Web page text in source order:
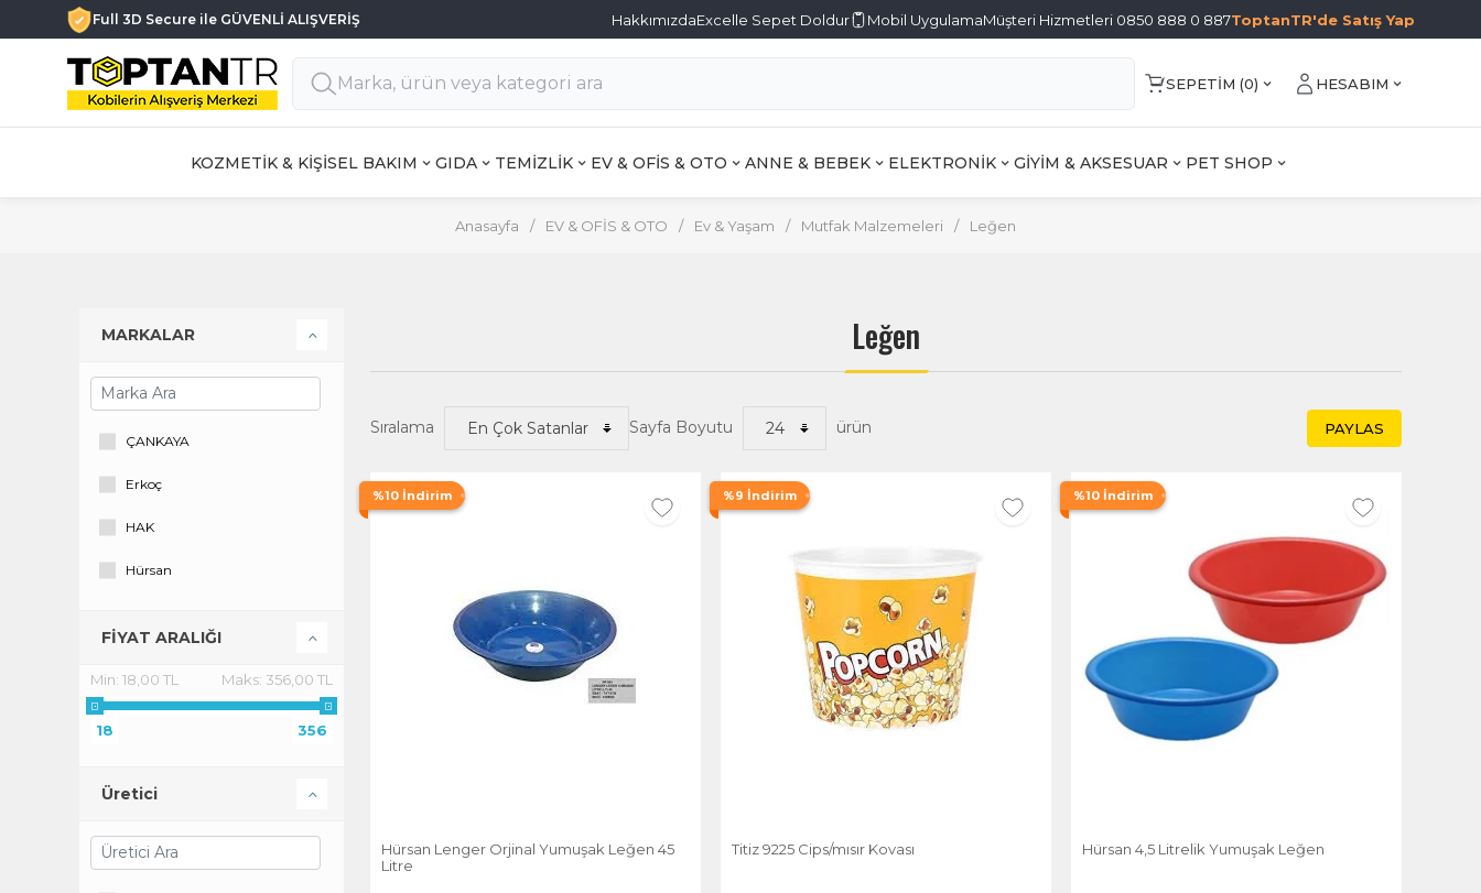
Her Satıcıda 1000 TL üzeri KARGO ÜCRETSİZ HakkımızdaExcelle Sepet Doldur Mobil UygulamaMüşteri Hizmetleri 0850 888 0 887ToptanTR'de Satış Yap
SEPETIM (0) HESABIM
KOZMETİK & KİŞİSEL BAKIM GIDA TEMİZLİK EV & OFİS & OTO ANNE & BEBEK ELEKTRONİK GİYİM & AKSESUAR PET SHOP
Anasayfa / EV & OFİS & OTO / Ev & Yaşam / Mutfak Malzemeleri / Leğen
Leğen
Sıralama Sayfa Boyutu ürün PAYLAS
%10 İndirim
Hürsan Lenger Orjinal Yumuşak Leğen 45
Litre
%9 İndirim
Titiz 9225 Cips/mısır Kovası
%10 İndirim
Hürsan 4,5 Litrelik Yumuşak Leğen
MARKALAR
ÇANKAYA
Erkoç
HAK
Hürsan
Merdem
Sev Plastik
FİYAT ARALIĞI
Min: 18,00 TL Maks: 356,00 TL
18 356
Üretici